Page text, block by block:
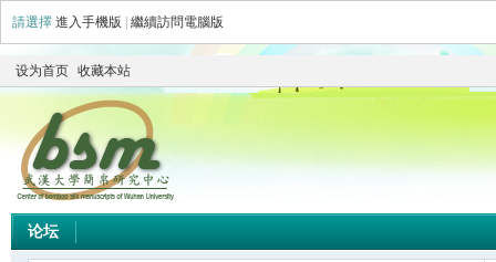
請選擇 進入手機版 繼續訪問電腦版
设为首页 收藏本站
论坛